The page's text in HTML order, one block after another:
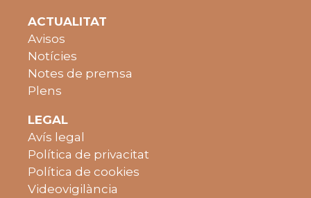
ACTUALITAT
Avisos
Notícies
Notes de premsa
Plens
LEGAL
Avís legal
Política de privacitat
Política de cookies
Videovigilància